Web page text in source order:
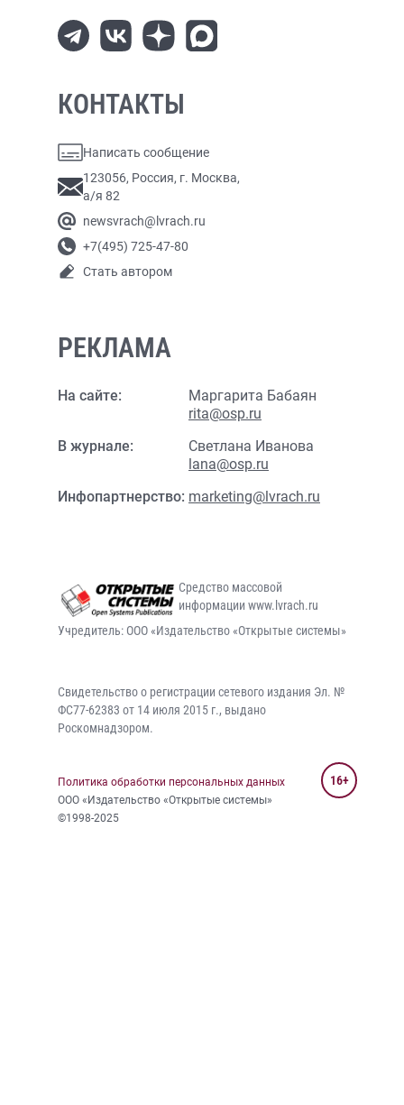
КОНТАКТЫ
Написать сообщение
123056, Россия, г. Москва,
а/я 82
newsvrach@lvrach.ru
+7(495) 725-47-80
Стать автором
РЕКЛАМА
На сайте:
Маргарита Бабаян
rita@osp.ru
В журнале:
Светлана Иванова
lana@osp.ru
Инфопартнерство: marketing@lvrach.ru
Средство массовой
информации www.lvrach.ru
Учредитель: ООО «Издательство «Открытые системы»
Свидетельство о регистрации сетевого издания Эл. №
ФС77-62383 от 14 июля 2015 г., выдано
Роскомнадзором.
Политика обработки персональных данных
ООО «Издательство «Открытые системы»
©1998-2025
16+